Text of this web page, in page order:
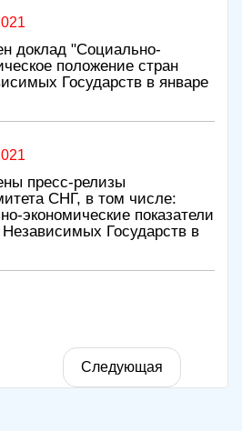
доклад "Социально-
положение стран
Государств в январе
пресс-релизы
СНГ, в том числе:
экономические показатели
Государств в
Следующая